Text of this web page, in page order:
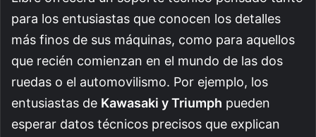
para los entusiastas que conocen los detalles
más finos de sus máquinas, como para aquellos
que recién comienzan en el mundo de las dos
ruedas o el automovilismo. Por ejemplo, los
entusiastas de Kawasaki y Triumph pueden
esperar datos técnicos precisos que explican